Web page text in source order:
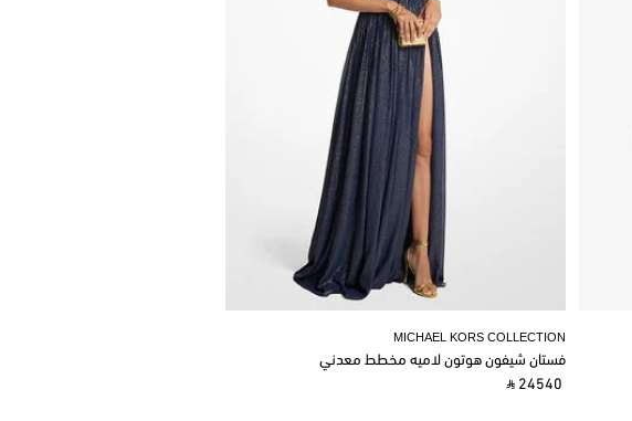
MICHAEL KORS COLLECTION
فستان شيفون هوتون لاميه مخطط معدني
‎ ⃁ 24540 ‎